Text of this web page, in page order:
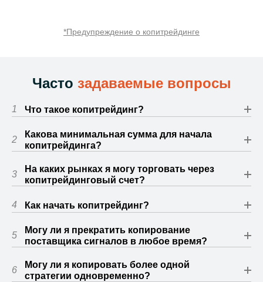
*Предупреждение о копитрейдинге
Часто задаваемые вопросы
1 Что такое копитрейдинг?
2
Какова минимальная сумма для начала
копитрейдинга?
3
На каких рынках я могу торговать через
копитрейдинговый счет?
4 Как начать копитрейдинг?
5
Могу ли я прекратить копирование
поставщика сигналов в любое время?
6
Могу ли я копировать более одной
стратегии одновременно?